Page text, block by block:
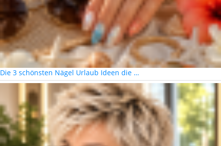
Die 3 schönsten Nägel Urlaub Ideen die …